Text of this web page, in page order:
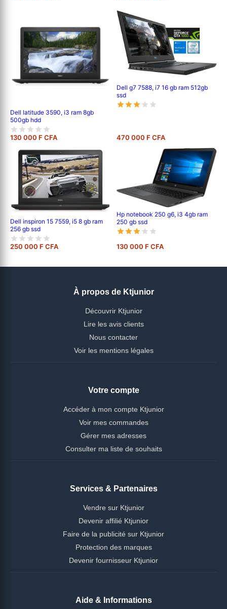
Dell latitude 3590, i3 ram 8gb
500gb hdd
130 000 F CFA
Dell g7 7588, i7 16 gb ram 512gb
ssd
470 000 F CFA
Dell inspiron 15 7559, i5 8 gb ram
256 gb ssd
250 000 F CFA
Hp notebook 250 g6, i3 4gb ram
250 gb ssd
130 000 F CFA
À propos de Ktjunior
Découvrir Ktjunior
Lire les avis clients
Nous contacter
Voir les mentions légales
Votre compte
Accéder à mon compte Ktjunior
Voir mes commandes
Gérer mes adresses
Consulter ma liste de souhaits
Services & Partenaires
Vendre sur Ktjunior
Devenir affilié Ktjunior
Faire de la publicité sur Ktjunior
Protection des marques
Devenir fournisseur Ktjunior
Aide & Informations